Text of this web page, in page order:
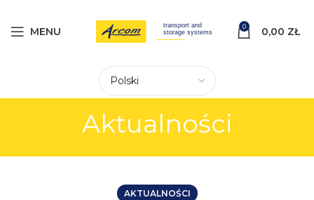
MENU 0 0,00 ZŁ
Aktualności
AKTUALNOŚCI